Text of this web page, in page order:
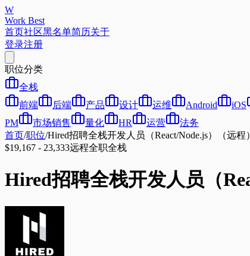
W
Work Best
首页社区黑名单简历关于
登录注册
职位分类
全栈
前端
后端 产品 设计 运维 Android iOS
PM
市场销售 量化 HR 运营
法务
首页/职位/Hired招聘全栈开发人员（React/Node.js）（远程
$19,167 - 23,333远程全职全栈
Hired招聘全栈开发人员（